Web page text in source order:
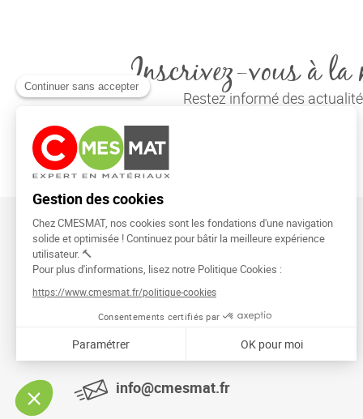
Inscrivez-vous à la
Restez informé des
CMESMAT
91026 EVRY COURCOURONNES
info@cmesmat.fr